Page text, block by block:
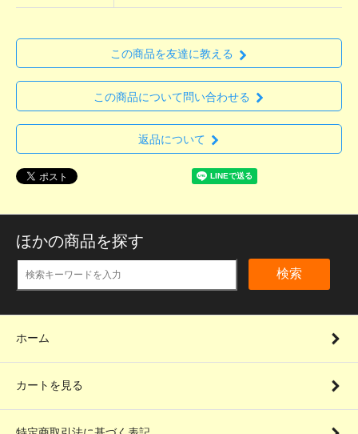
この商品を友達に教える
この商品について問い合わせる
返品について
ほかの商品を探す
検索
ホーム
カートを見る